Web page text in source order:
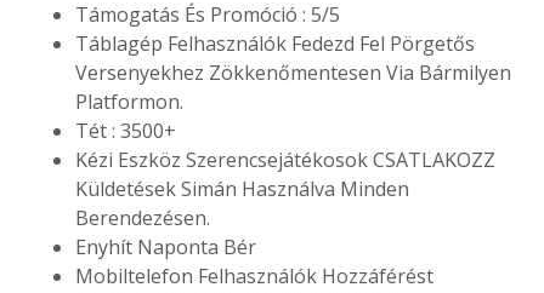
Támogatás És Promóció : 5/5
Táblagép Felhasználók Fedezd Fel Pörgetős
Versenyekhez Zökkenőmentesen Via Bármilyen
Platformon.
Tét : 3500+
Kézi Eszköz Szerencsejátékosok CSATLAKOZZ
Küldetések Simán Használva Minden
Berendezésen.
Enyhít Naponta Bér
Mobiltelefon Felhasználók Hozzáférést